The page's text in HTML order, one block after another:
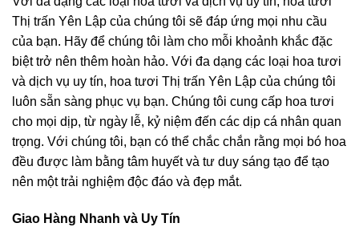
Thị trấn Yên Lập của chúng tôi sẽ đáp ứng mọi nhu cầu
của bạn. Hãy để chúng tôi làm cho mỗi khoảnh khắc đặc
biệt trở nên thêm hoàn hảo. Với đa dạng các loại hoa tươi
và dịch vụ uy tín, hoa tươi Thị trấn Yên Lập của chúng tôi
luôn sẵn sàng phục vụ bạn. Chúng tôi cung cấp hoa tươi
cho mọi dịp, từ ngày lễ, kỷ niệm đến các dịp cá nhân quan
trọng. Với chúng tôi, bạn có thể chắc chắn rằng mọi bó hoa
đều được làm bằng tâm huyết và tư duy sáng tạo để tạo
nên một trải nghiệm độc đáo và đẹp mắt.
Giao Hàng Nhanh và Uy Tín